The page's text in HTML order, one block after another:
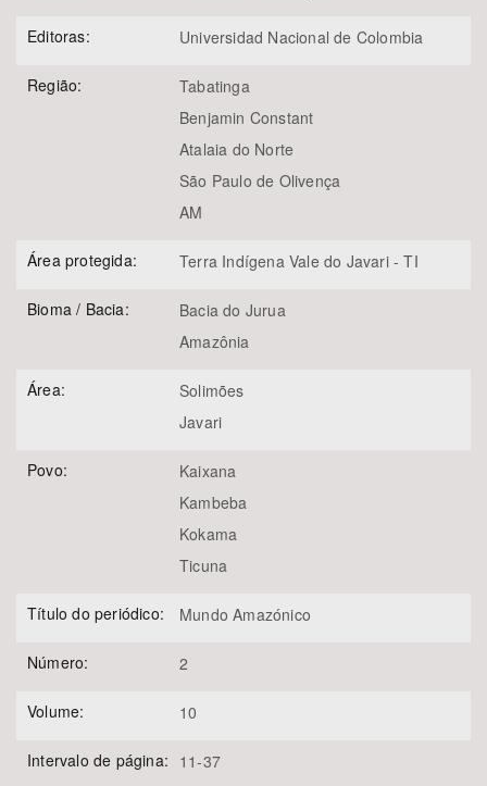
Editoras: Universidad Nacional de Colombia
Região:
Tabatinga
Benjamin Constant
Atalaia do Norte
São Paulo de Olivença
AM
Área protegida: Terra Indígena Vale do Javari - TI
Bioma / Bacia:
Bacia do Jurua
Amazônia
Área:
Solimões
Javari
Povo:
Kaixana
Kambeba
Kokama
Ticuna
Título do periódico: Mundo Amazónico
Número: 2
Volume: 10
Intervalo de página: 11-37